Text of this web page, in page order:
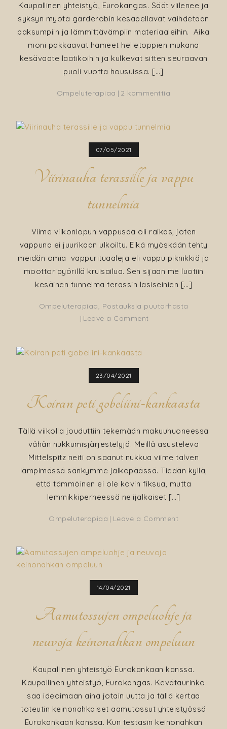
Kaupallinen yhteistyö, Eurokangas. Säät viilenee ja
syksyn myötä garderobin kesäpellavat vaihdetaan
paksumpiin ja lämmittävämpiin materiaaleihin. Aika
moni pakkaavat hameet helletoppien mukana
kesävaate laatikoihin ja kulkevat sitten seuraavan
puoli vuotta housuissa. […]
Ompeluterapiaa 2 kommenttia
07/05/2021
Viirinauha terassille ja vappu
tunnelmia
Viime viikonlopun vappusää oli raikas, joten
vappuna ei juurikaan ulkoiltu. Eikä myöskään tehty
meidän omia vappurituaaleja eli vappu piknikkiä ja
moottoripyörillä kruisailua. Sen sijaan me luotiin
kesäinen tunnelma terassin lasiseinien […]
Ompeluterapiaa, Postauksia puutarhasta
Leave a Comment
23/04/2021
Koiran peti gobeliini-kankaasta
Tällä viikolla jouduttiin tekemään makuuhuoneessa
vähän nukkumisjärjestelyjä. Meillä asusteleva
Mittelspitz neiti on saanut nukkua viime talven
lämpimässä sänkymme jalkopäässä. Tiedän kyllä,
että tämmöinen ei ole kovin fiksua, mutta
lemmikkiperheessä nelijalkaiset […]
Ompeluterapiaa Leave a Comment
14/04/2021
Aamutossujen ompeluohje ja
neuvoja keinonahkan ompeluun
Kaupallinen yhteistyö Eurokankaan kanssa.
Kaupallinen yhteistyö, Eurokangas. Kevätaurinko
saa ideoimaan aina jotain uutta ja tällä kertaa
toteutin keinonahkaiset aamutossut yhteistyössä
Eurokankaan kanssa. Kun testasin keinonahkan